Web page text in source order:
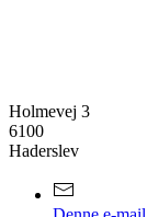
Holmevej 3
6100
Haderslev